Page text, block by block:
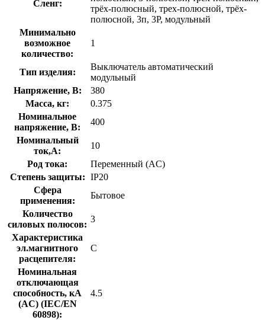
Сленг:
трёх-полюсный, трех-полюсной, трёх-
полюсной, 3п, 3P, модульный
Минимально
возможное
количество:
1
Тип изделия:
Выключатель автоматический
модульный
Напряжение, В:
380
Масса, кг:
0.375
Номинальное
напряжение, В:
400
Номинальный
ток,А:
10
Род тока:
Переменный (AC)
Степень защиты: IP20
Сфера
применения:
Бытовое
Количество
силовых полюсов:
3
Характеристика
эл.магнитного
расцепителя:
C
Номинальная
отключающая
способность, кA
(AC) (IEC/EN
60898):
4.5